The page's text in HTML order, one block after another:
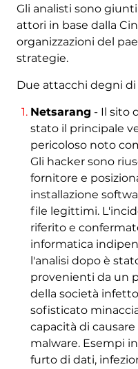
Gli analisti sono
attori in base dalla
organizzazioni del
strategie.
Due attacchi degni
Netsarang - Il sito
stato il principale
pericoloso noto
Gli hacker sono
fornitore e
installazione
file legittimi.
riferito e
informatica
l'analisi dopo è
provenienti da un
della società
sofisticato
capacità di
malware. Esempi
furto di dati,